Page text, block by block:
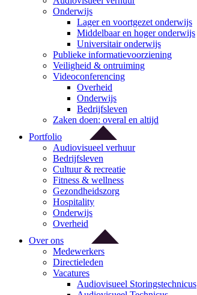
Onderwijs
Lager en voortgezet onderwijs
Middelbaar en hoger onderwijs
Universitair onderwijs
Publieke informatievoorziening
Veiligheid & ontruiming
Videoconferencing
Overheid
Onderwijs
Bedrijfsleven
Zaken doen: overal en altijd
Portfolio
Audiovisueel verhuur
Bedrijfsleven
Cultuur & recreatie
Fitness & wellness
Gezondheidszorg
Hospitality
Onderwijs
Overheid
Over ons
Medewerkers
Directieleden
Vacatures
Audiovisueel Storingstechnicus